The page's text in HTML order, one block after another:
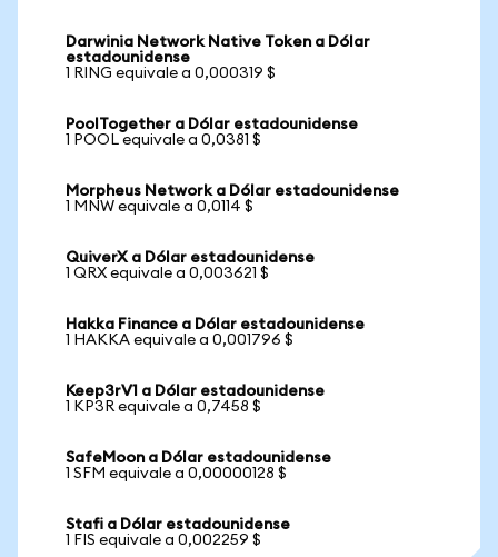
Darwinia Network Native Token a Dólar
estadounidense
1 RING equivale a 0,000319 $
PoolTogether a Dólar estadounidense
1 POOL equivale a 0,0381 $
Morpheus Network a Dólar estadounidense
1 MNW equivale a 0,0114 $
QuiverX a Dólar estadounidense
1 QRX equivale a 0,003621 $
Hakka Finance a Dólar estadounidense
1 HAKKA equivale a 0,001796 $
Keep3rV1 a Dólar estadounidense
1 KP3R equivale a 0,7458 $
SafeMoon a Dólar estadounidense
1 SFM equivale a 0,00000128 $
Stafi a Dólar estadounidense
1 FIS equivale a 0,002259 $